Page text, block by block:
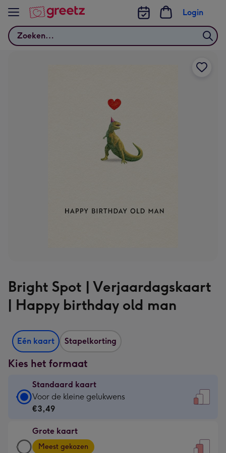
Bekijk meer
Zoeken
Login
Bright Spot | Verjaardagskaart
| Happy birthday old man
Eén kaart Stapelkorting
Kies het formaat
Standaard kaart
Standaard
kaart
€3,49
-
Voor de kleine gelukwens
€3,49
Grote kaart
Grote
Meest gekozen